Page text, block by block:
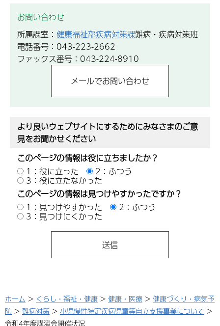
お問い合わせ
所属課室： 健康福祉部疾病対策課難病・疾病対策班
電話番号：043-223-2662
ファックス番号：043-224-8910
より良いウェブサイトにするためにみなさまのご意
見をお聞かせください
このページの情報は役に立ちましたか？
1：役に立った
2：ふつう
3：役に立たなかった
このページの情報は見つけやすかったですか？
1：見つけやすかった
2：ふつう
3：見つけにくかった
ホーム > くらし・福祉・健康 > 健康・医療 > 健康づくり・病気予
防 > 難病対策 > 小児慢性特定疾病児童等自立支援事業について >
令和4年度講演会開催状況